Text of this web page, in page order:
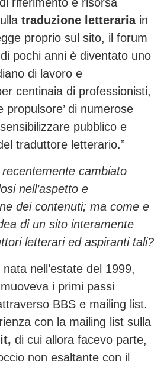
traduzione letterariain
proprio sul sito, il forum
pochi anni è diventato uno
di lavoro e
centinaia di professionisti,
propulsore’ di numerose
pubblico e
traduttore letterario.”
cambiato
nell’aspetto e
dei contenuti; ma come e
di un sito interamente
letterari ed aspiranti tali?
nata nell’estate del 1999,
i primi passi
BBS e mailing list.
con la mailing list sulla
di cui allora facevo parte,
non esaltante con il